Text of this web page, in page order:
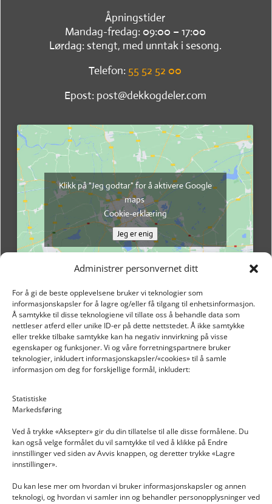
Administrer personvernet ditt
For å gi de beste opplevelsene bruker vi teknologier som
informasjonskapsler for å lagre og/eller få tilgang til enhetsinformasjon.
Å samtykke til disse teknologiene vil tillate oss å behandle data som
nettleser atferd eller unike ID-er på dette nettstedet. Å ikke samtykke
eller trekke tilbake samtykke kan ha negativ innvirkning på visse
egenskaper og funksjoner. Vi og våre forretningspartnere bruker
teknologier, inkludert informasjonskapsler/«cookies» til å samle
informasjon om deg for forskjellige formål, inkludert:
Statistiske
Markedsføring
Ved å trykke «Aksepter» gir du din tillatelse til alle disse formålene. Du
kan også velge formålet du vil samtykke til ved å klikke på Endre
innstillinger ved siden av Avvis knappen, og deretter trykke «Lagre
innstillinger».
Du kan lese mer om hvordan vi bruker informasjonskapsler og annen
teknologi, og hvordan vi samler inn og behandler personopplysninger ved
Åpningstider
Mandag-fredag: 09:00 – 17:00
Lørdag: stengt, med unntak i sesong.
Telefon: 55 52 52 00
Epost: post@dekkogdeler.com
Klikk på "Jeg godtar" for å aktivere Google
maps
Cookie-erklæring
Jeg er enig
INFORMASJON